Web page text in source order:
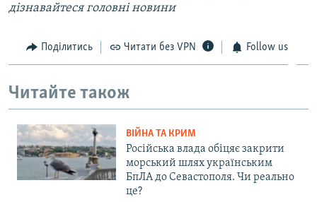
дізнавайтеся головні новини
Поділитись Читати без VPN Follow us
Читайте також
ВІЙНА ТА КРИМ
Російська влада обіцяє закрити
морський шлях українським
БпЛА до Севастополя. Чи реально
це?